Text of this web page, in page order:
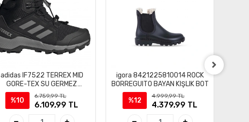
adidas IF7522 TERREX MID
GORE-TEX SU GERMEZ
OUTDOOR AYAKKABI
%10
6.759,99 TL
6.109,99 TL
igora 8421225810014 ROCK
BORREGUITO BAYAN KIŞLIK BOT
%12
4.999,99 TL
4.379,99 TL